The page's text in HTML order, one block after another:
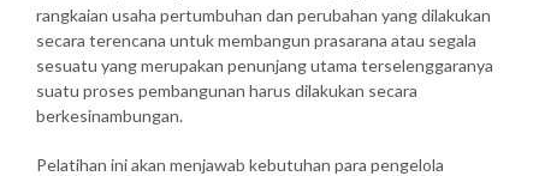
rangkaian usaha pertumbuhan dan perubahan yang dilakukan
secara terencana untuk membangun prasarana atau segala
sesuatu yang merupakan penunjang utama terselenggaranya
suatu proses pembangunan harus dilakukan secara
berkesinambungan.
Pelatihan ini akan menjawab kebutuhan para pengelola